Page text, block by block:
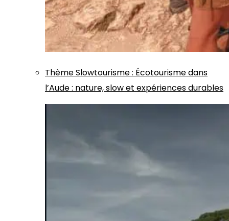
ThèmeSlowtourisme: Écotourisme dans
l’Aude : nature, slow et expériences durables